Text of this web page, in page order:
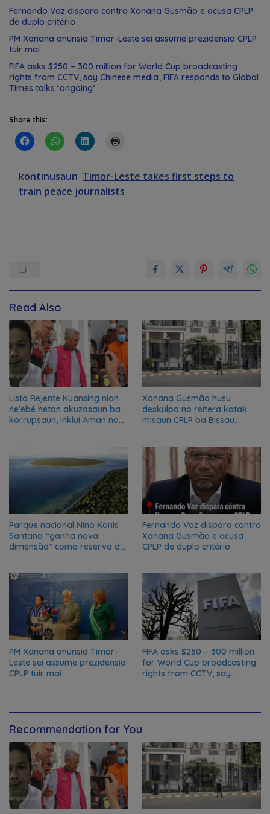
Fernando Vaz dispara contra Xanana Gusmão e acusa CPLP
de duplo critério
PM Xanana anunsia Timor-Leste sei assume prezidensia CPLP
tuir mai
FIFA asks $250 – 300 million for World Cup broadcasting
rights from CCTV, say Chinese media; FIFA responds to Global
Times talks ‘ongoing’
Share this:
kontinusaun Timor-Leste takes first steps to
train peace journalists
Read Also
Lista Rejente Kuansing nian
ne’ebé hetan akuzasaun ba
korrupsaun, inklui Aman no
Xanana Gusmão husu
deskulpa no reitera katak
misaun CPLP ba Bissau
Parque nacional Nino Konis
Santana “ganha nova
dimensão” como reserva da
Fernando Vaz dispara contra
Xanana Gusmão e acusa
CPLP de duplo critério
PM Xanana anunsia Timor-
Leste sei assume prezidensia
CPLP tuir mai
FIFA asks $250 – 300 million
for World Cup broadcasting
rights from CCTV, say
Recommendation for You